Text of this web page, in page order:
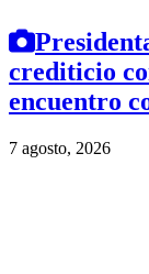
crediticio
encuentro
7 agosto, 2026